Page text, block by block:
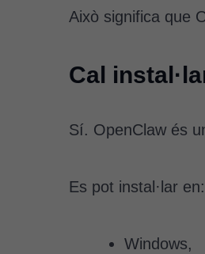
Això significa que
Cal
Sí. OpenClaw és
Es pot instal·lar en:
Windows,